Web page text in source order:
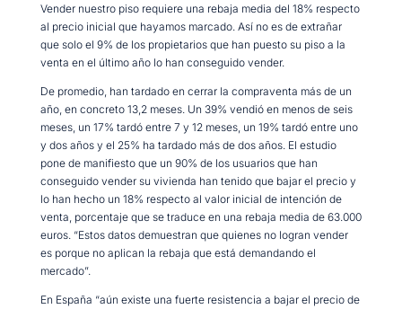
Vender nuestro piso requiere una rebaja media del 18% respecto
al precio inicial que hayamos marcado. Así no es de extrañar
que solo el 9% de los propietarios que han puesto su piso a la
venta en el último año lo han conseguido vender.
De promedio, han tardado en cerrar la compraventa más de un
año, en concreto 13,2 meses. Un 39% vendió en menos de seis
meses, un 17% tardó entre 7 y 12 meses, un 19% tardó entre uno
y dos años y el 25% ha tardado más de dos años. El estudio
pone de manifiesto que un 90% de los usuarios que han
conseguido vender su vivienda han tenido que bajar el precio y
lo han hecho un 18% respecto al valor inicial de intención de
venta, porcentaje que se traduce en una rebaja media de 63.000
euros. “Estos datos demuestran que quienes no logran vender
es porque no aplican la rebaja que está demandando el
mercado”.
En España “aún existe una fuerte resistencia a bajar el precio de